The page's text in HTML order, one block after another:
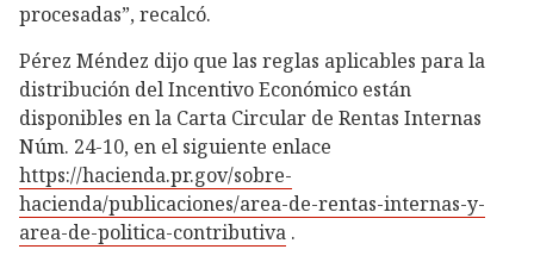
procesadas”, recalcó.
Pérez Méndez dijo que las reglas aplicables para la
distribución del Incentivo Económico están
disponibles en la Carta Circular de Rentas Internas
Núm. 24-10, en el siguiente enlace
https://hacienda.pr.gov/sobre-
hacienda/publicaciones/area-de-rentas-internas-y-
area-de-politica-contributiva .